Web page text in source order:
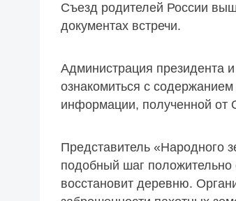
Съезд родителей России
документах встречи.
Администрация президента
ознакомиться с
информации, полученной от
Представитель «Народного
подобный шаг положительно
восстановит деревню.